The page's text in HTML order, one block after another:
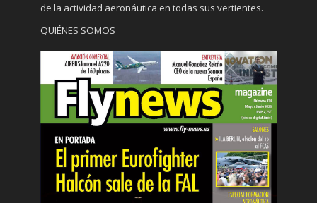
de la actividad aeronáutica en todas sus vertientes.
QUIÉNES SOMOS